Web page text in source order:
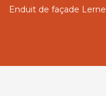
Enduit de façade Lerne